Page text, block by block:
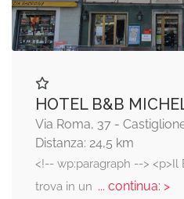
HOTEL B&B
Via Roma, 37 -
Distanza: 24,5 km
<!-- wp:paragraph --> <p>Il
trova in un ... continua: >